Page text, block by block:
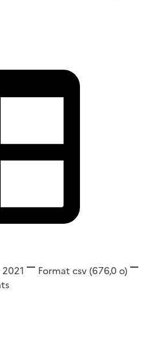
Format csv(676,0 o)